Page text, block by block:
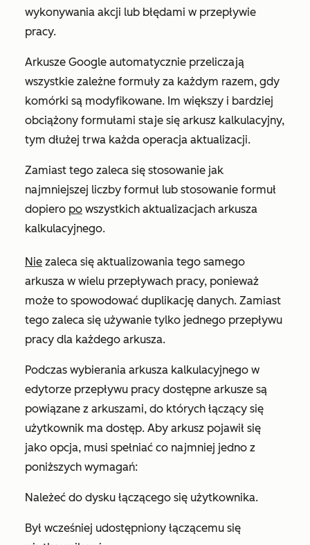
wykonywania akcji lub błędami w przepływie
pracy.
Arkusze Google automatycznie przeliczają
wszystkie zależne formuły za każdym razem, gdy
komórki są modyfikowane. Im większy i bardziej
obciążony formułami staje się arkusz kalkulacyjny,
tym dłużej trwa każda operacja aktualizacji.
Zamiast tego zaleca się stosowanie jak
najmniejszej liczby formuł lub stosowanie formuł
dopiero po wszystkich aktualizacjach arkusza
kalkulacyjnego.
Nie zaleca się aktualizowania tego samego
arkusza w wielu przepływach pracy, ponieważ
może to spowodować duplikację danych. Zamiast
tego zaleca się używanie tylko jednego przepływu
pracy dla każdego arkusza.
Podczas wybierania arkusza kalkulacyjnego w
edytorze przepływu pracy dostępne arkusze są
powiązane z arkuszami, do których łączący się
użytkownik ma dostęp. Aby arkusz pojawił się
jako opcja, musi spełniać co najmniej jedno z
poniższych wymagań:
Należeć do dysku łączącego się użytkownika.
Był wcześniej udostępniony łączącemu się